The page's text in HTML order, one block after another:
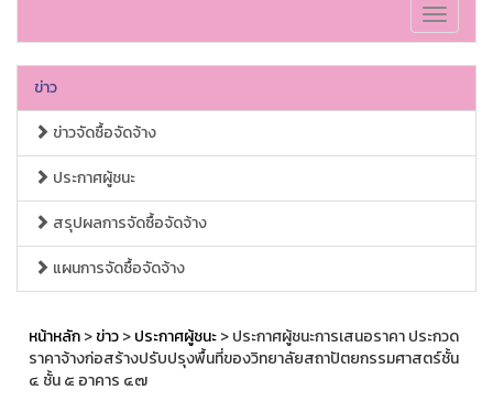
Toggle
ข่าว
ข่าวจัดซื้อจัดจ้าง
ประกาศผู้ชนะ
สรุปผลการจัดซื้อจัดจ้าง
แผนการจัดซื้อจัดจ้าง
หน้าหลัก>ข่าว>ประกาศผู้ชนะ> ประกาศผู้ชนะการเสนอราคา ประกวด
ราคาจ้างก่อสร้างปรับปรุงพื้นที่ของวิทยาลัยสถาปัตยกรรมศาสตร์ชั้น
๔ ชั้น ๕ อาคาร ๔๗